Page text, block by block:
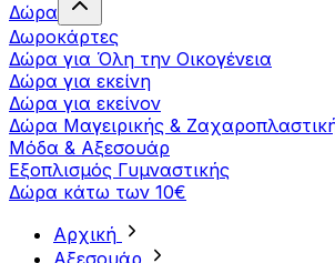
Δώρα
Δωροκάρτες
Δώρα για Όλη την Οικογένεια
Δώρα για εκείνη
Δώρα για εκείνον
Δώρα Μαγειρικής &
Μόδα & Αξεσουάρ
Εξοπλισμός Γυμναστικής
Δώρα κάτω των 10€
Αρχική